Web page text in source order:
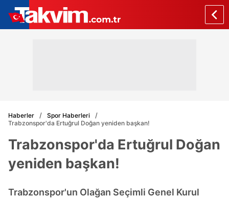
Haberler
Spor Haberleri
Trabzonspor'da Ertuğrul Doğan yeniden başkan!
Trabzonspor'da Ertuğrul Doğan
yeniden başkan!
Trabzonspor'un Olağan Seçimli Genel Kurul